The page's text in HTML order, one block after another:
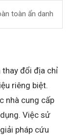
toàn ẩn danh
thay đổi địa chỉ
riêng biệt.
nhà cung cấp
Việc sử
pháp cứu